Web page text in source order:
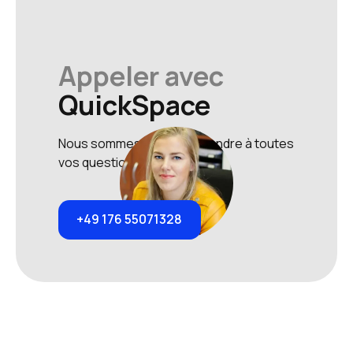
Appeler avec
QuickSpace
Nous sommes prêts à répondre à toutes
vos questions.
+49 176 55071328